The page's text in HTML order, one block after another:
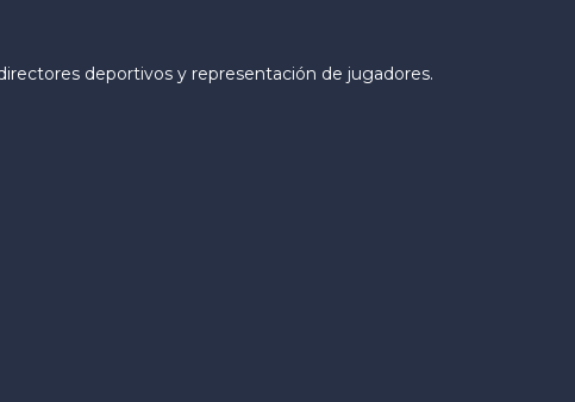
deportivos y representación de jugadores.